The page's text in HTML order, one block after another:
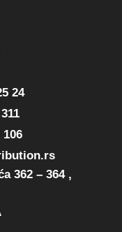
24
106
362 – 364 ,